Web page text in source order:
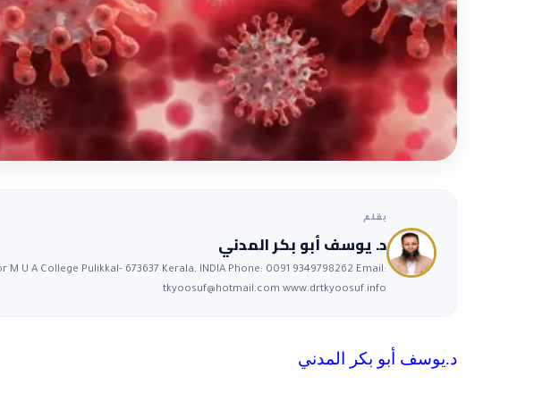
بقلم
د. يوسف أبو بكر المدني
M U A College Pulikkal- 673637 Kerala, INDIA Phone: 0091 9349798262 Email:
tkyoosuf@hotmail.com www.drtkyoosuf.info
د.يوسف أبو بكر المدني